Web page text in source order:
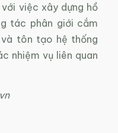
việc xây dựng hồ
tác phân giới cắm
tôn tạo hệ thống
nhiệm vụ liên quan